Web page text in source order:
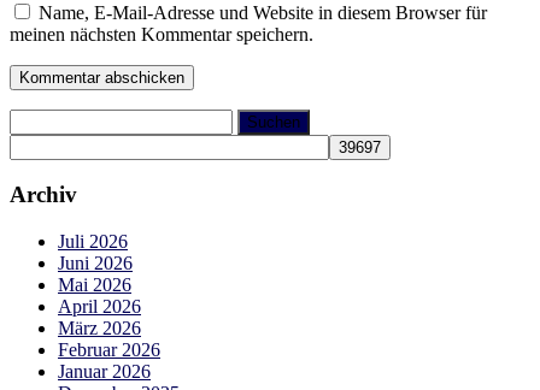
Name, E-Mail-Adresse und Website in diesem Browser für
meinen nächsten Kommentar speichern.
nach:
Archiv
Juli 2026
Juni 2026
Mai 2026
April 2026
März 2026
Februar 2026
Januar 2026